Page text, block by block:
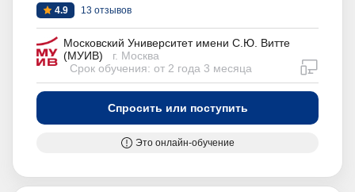
4.9 13 отзывов
Московский Университет имени С.Ю. Витте
(МУИВ)
г. Москва
Срок обучения: от 2 года 3 месяца
Спросить или поступить
Это онлайн-обучение